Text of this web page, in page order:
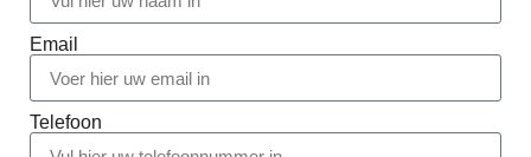
Email
Telefoon